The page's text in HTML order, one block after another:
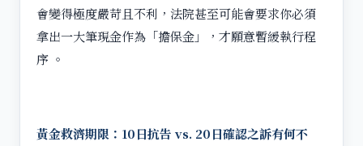
會變得極度嚴苛且不利，法院甚至可能會要求你必須
拿出一大筆現金作為「擔保金」，才願意暫緩執行程
序 。
黃金救濟期限：10日抗告 vs. 20日確認之訴有何不